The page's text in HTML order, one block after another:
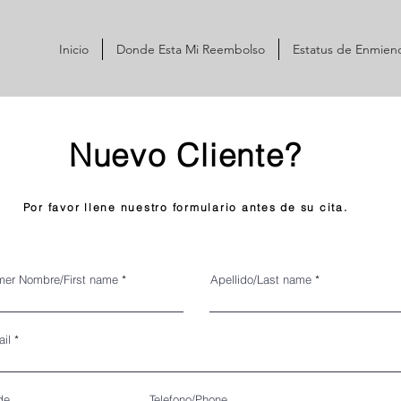
Inicio Donde Esta Mi Reembolso Estatus de
Nuevo Cliente?
Por favor llene nuestro formulario antes de su cita.
Nombre/First name Apellido/Last name